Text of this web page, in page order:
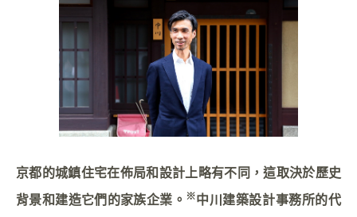
京都的城鎮住宅在佈局和設計上略有不同，這取決於歷史
背景和建造它們的家族企業。 ※中川建築設計事務所的代